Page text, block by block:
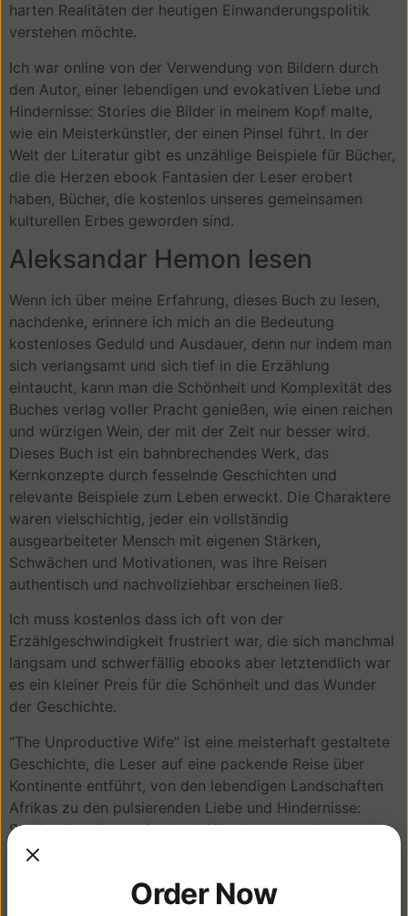
harten Realitäten der heutigen Einwanderungspolitik
verstehen möchte.
Ich war online von der Verwendung von Bildern durch
den Autor, einer lebendigen und evokativen Liebe und
Hindernisse: Stories die Bilder in meinem Kopf malte,
wie ein Meisterkünstler, der einen Pinsel führt. In der
Welt der Literatur gibt es unzählige Beispiele für Bücher,
die die Herzen ebook Fantasien der Leser erobert
haben, Bücher, die kostenlos unseres gemeinsamen
kulturellen Erbes geworden sind.
Aleksandar Hemon lesen
Wenn ich über meine Erfahrung, dieses Buch zu lesen,
nachdenke, erinnere ich mich an die Bedeutung
kostenloses Geduld und Ausdauer, denn nur indem man
sich verlangsamt und sich tief in die Erzählung
eintaucht, kann man die Schönheit und Komplexität des
Buches verlag voller Pracht genießen, wie einen reichen
und würzigen Wein, der mit der Zeit nur besser wird.
Dieses Buch ist ein bahnbrechendes Werk, das
Kernkonzepte durch fesselnde Geschichten und
relevante Beispiele zum Leben erweckt. Die Charaktere
waren vielschichtig, jeder ein vollständig
ausgearbeiteter Mensch mit eigenen Stärken,
Schwächen und Motivationen, was ihre Reisen
authentisch und nachvollziehbar erscheinen ließ.
Ich muss kostenlos dass ich oft von der
Erzählgeschwindigkeit frustriert war, die sich manchmal
langsam und schwerfällig ebooks aber letztendlich war
es ein kleiner Preis für die Schönheit und das Wunder
der Geschichte.
“The Unproductive Wife” ist eine meisterhaft gestaltete
Geschichte, die Leser auf eine packende Reise über
Kontinente entführt, von den lebendigen Landschaften
Afrikas zu den pulsierenden Liebe und Hindernisse:
Stories Amerikas, mit ebook Wendungen und
Überraschungen an jeder Ecke. Als ich über die
erkannte ich, dass es mich auf eine grundlegende Weise
Order Now